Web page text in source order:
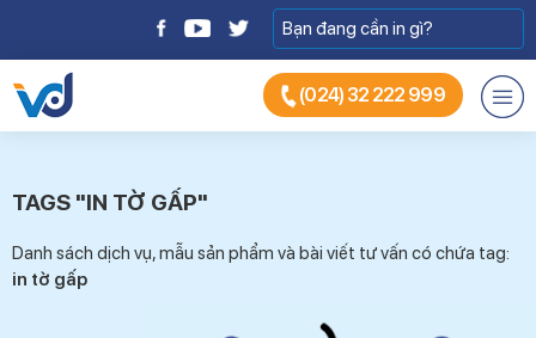
(024) 32 222 999
TAGS "IN TỜ GẤP"
Danh sách dịch vụ, mẫu sản phẩm và bài viết tư vấn có chứa tag:
in tờ gấp